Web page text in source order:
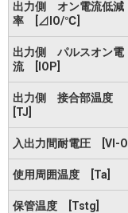
出力側 オン電流低減
率 [⊿IO/℃]
出力側 パルスオン電
流 [IOP]
出力側 接合部温度
[TJ]
入出力間耐電圧 [VI-O]
使用周囲温度 [Ta]
保管温度 [Tstg]